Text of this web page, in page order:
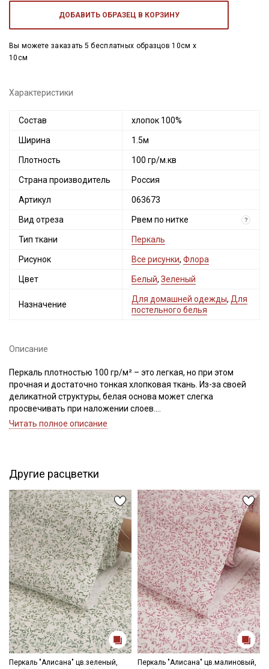
ДОБАВИТЬ ОБРАЗЕЦ В КОРЗИНУ
Вы можете заказать 5 бесплатных образцов 10см x
10см
Характеристики
Состав хлопок 100%
Ширина 1.5м
Плотность 100 гр/м.кв
Страна производитель Россия
Артикул 063673
Вид отреза Рвем по нитке ?
Тип ткани Перкаль
Рисунок Все рисунки, Флора
Цвет Белый, Зеленый
Назначение
Для домашней одежды, Для
постельного белья
Описание
Перкаль плотностью 100 гр/м² – это легкая, но при этом
прочная и достаточно тонкая хлопковая ткань. Из-за своей
деликатной структуры, белая основа может слегка
просвечивать при наложении слоев.
пропускает воздух, создавая комфортный микроклимат для
сна даже в жаркую погоду.
Благодаря особому плотному переплетению нитей и
специальной обработке (шлихтовке), перкаль устойчив к
разрывам и истиранию, выдерживая частые стирки. Плотное
плетение тонких нитей обеспечивает гладкость, которая со
временем становится только мягче. Специальная обработка
волокон предотвращает образование катышков, сохраняя
безупречный вид.
Качественные красители обеспечивают стойкость и
насыщенность рисунков даже после многократных стирок.
Ткань неприхотлива, быстро сохнет и легко стирается (при
соблюдении температурного режима 40 градусов),
обеспечивая высокий уровень гигиены. Прекрасно подойдет
для пошива домашнего текстиля и одежды для сна.
Читать полное описание
Другие расцветки
Перкаль "Алисана" цв.зеленый,
Перкаль "Алисана" цв.малиновый,